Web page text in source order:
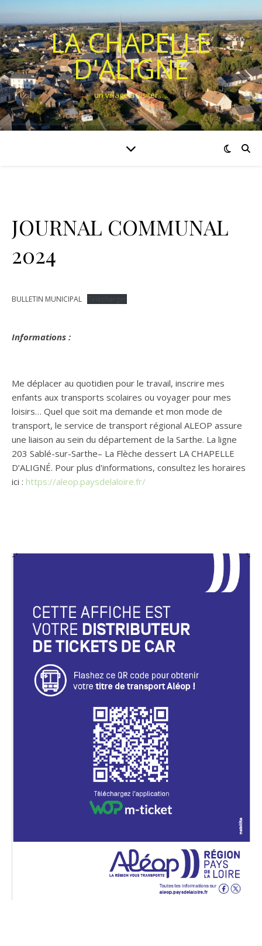
LA CHAPELLE
D'ALIGNÉ
un village à visiter ….
JOURNAL COMMUNAL
2024
BULLETIN MUNICIPAL
Informations :
Me déplacer au quotidien pour le travail, inscrire mes
enfants aux transports scolaires ou voyager pour mes
loisirs… Quel que soit ma demande et mon mode de
transport, le service de transport régional ALEOP assure
une liaison au sein du département de la Sarthe. La ligne
203 Sablé-sur-Sarthe– La Flèche dessert LA CHAPELLE
D’ALIGNÉ. Pour plus d'informations, consultez les horaires
ici : https://aleop.paysdelaloire.fr/